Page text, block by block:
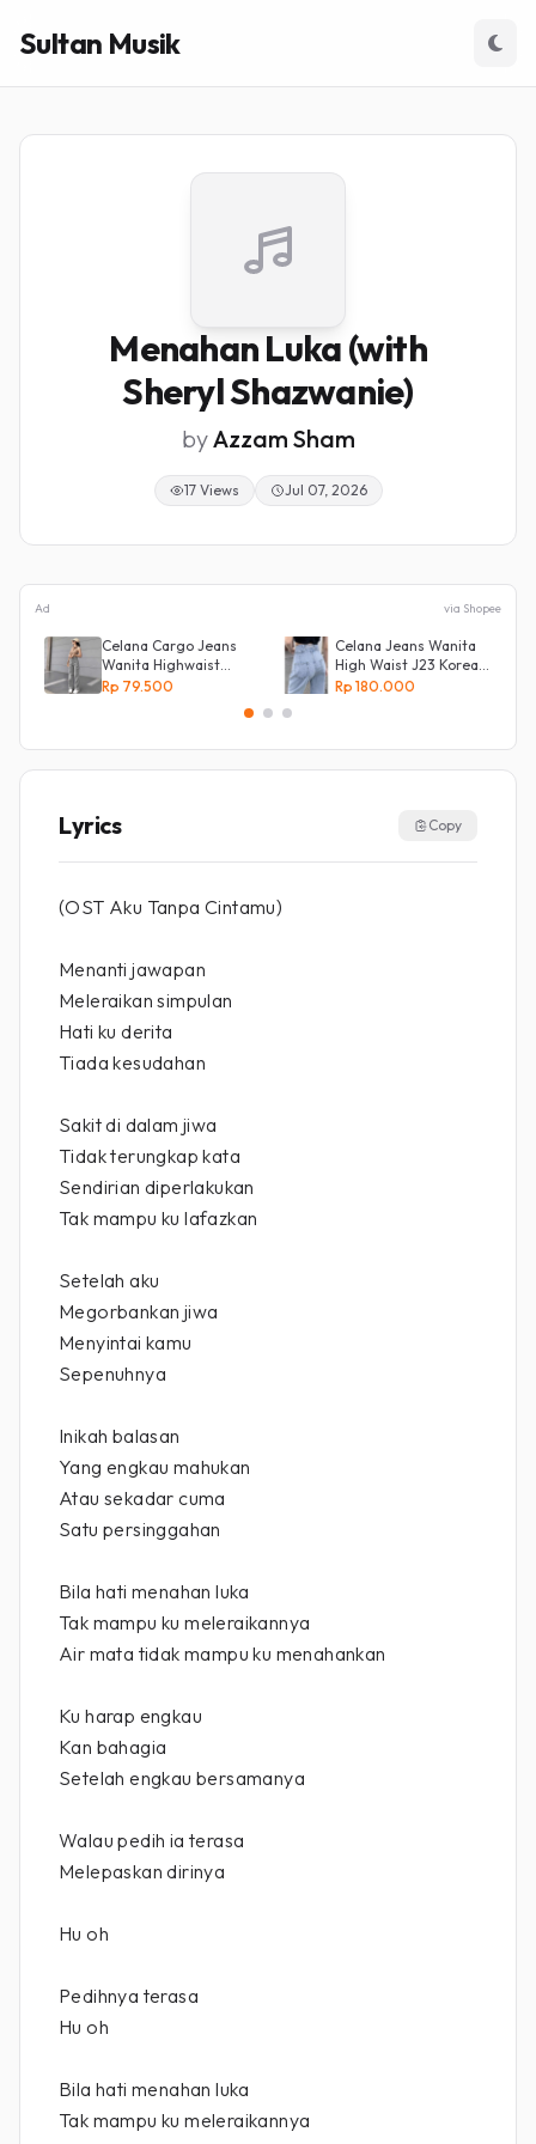
Sultan Musik
Menahan Luka (with
Sheryl Shazwanie)
byAzzam Sham
17 Views Jul 07, 2026
Ad via Shopee
Celana Cargo Jeans
Wanita Highwaist
Loose
Rp 79.500
Celana Jeans Wanita
High Waist J23 Korean
Denim
Rp 180.000
Lyrics Copy
(OST Aku Tanpa Cintamu)
Menanti jawapan
Meleraikan simpulan
Hati ku derita
Tiada kesudahan
Sakit di dalam jiwa
Tidak terungkap kata
Sendirian diperlakukan
Tak mampu ku lafazkan
Setelah aku
Megorbankan jiwa
Menyintai kamu
Sepenuhnya
Inikah balasan
Yang engkau mahukan
Atau sekadar cuma
Satu persinggahan
Bila hati menahan luka
Tak mampu ku meleraikannya
Air mata tidak mampu ku menahankan
Ku harap engkau
Kan bahagia
Setelah engkau bersamanya
Walau pedih ia terasa
Melepaskan dirinya
Hu oh
Pedihnya terasa
Hu oh
Bila hati menahan luka
Tak mampu ku meleraikannya